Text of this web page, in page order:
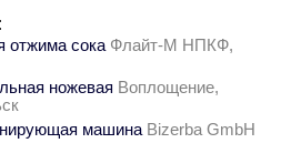
отжима сока Флайт-М НПКФ,
ножевая Воплощение,
машина Bizerba GmbH